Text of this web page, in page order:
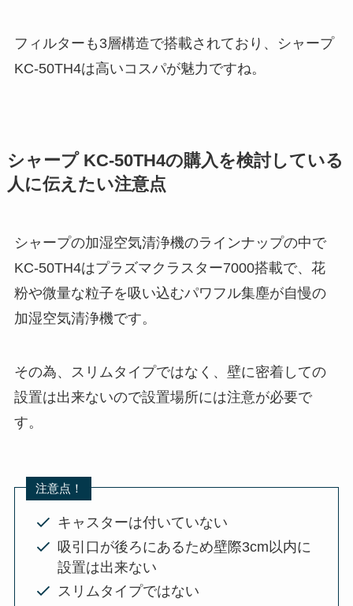
フィルターも3層構造で搭載されており、シャープ
KC-50TH4は高いコスパが魅力ですね。
シャープ KC-50TH4の購入を検討している
人に伝えたい注意点
シャープの加湿空気清浄機のラインナップの中で
KC-50TH4はプラズマクラスター7000搭載で、花
粉や微量な粒子を吸い込むパワフル集塵が自慢の
加湿空気清浄機です。
その為、スリムタイプではなく、壁に密着しての
設置は出来ないので設置場所には注意が必要で
す。
注意点！
キャスターは付いていない
吸引口が後ろにあるため壁際3cm以内に
設置は出来ない
スリムタイプではない